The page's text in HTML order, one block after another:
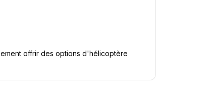
offrir des options d'hélicoptère